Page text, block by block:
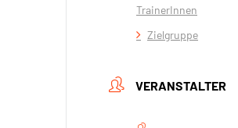
TrainerInnen
Zielgruppe
VERANSTALTER